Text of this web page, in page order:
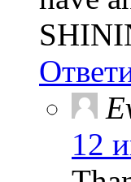
12